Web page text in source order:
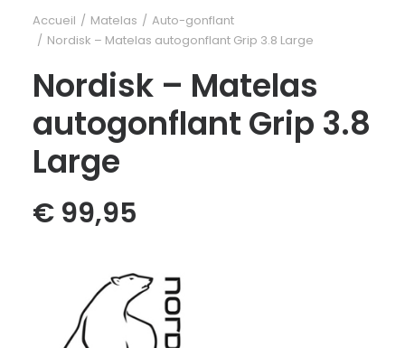
Accueil Matelas
Auto-gonflant
Nordisk – Matelas autogonflant Grip 3.8 Large
Nordisk – Matelas
autogonflant Grip 3.8
Large
€ 99,95